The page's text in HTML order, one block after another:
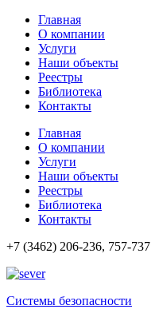
Главная
О компании
Услуги
Наши объекты
Реестры
Библиотека
Контакты
Главная
О компании
Услуги
Наши объекты
Реестры
Библиотека
Контакты
+7 (3462) 206-236, 757-737
Cистемы безопасности